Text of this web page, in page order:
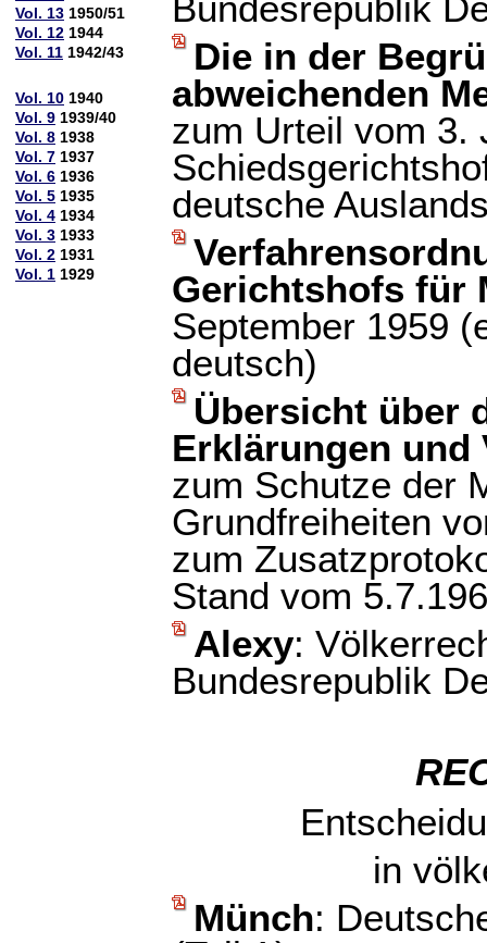
Vol. 13 1950/51
Vol. 12 1944
Vol. 11 1942/43
Vol. 10 1940
Vol. 9 1939/40
Vol. 8 1938
Vol. 7 1937
Vol. 6 1936
Vol. 5 1935
Vol. 4 1934
Vol. 3 1933
Vol. 2 1931
Vol. 1 1929
Bundesrepublik
Die in der
abweichenden
zum Urteil vom 3.
deutsche
Gerichtshofs für
September 1959
deutsch)
Übersicht über
Erklärungen und
zum Schutze der
Grundfreiheiten
zum
Stand vom
Alexy:
Bundesrepublik
in
Münch: